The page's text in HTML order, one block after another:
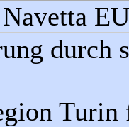
durch
Turin